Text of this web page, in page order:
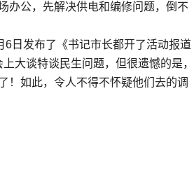
办公，先解决供电和编修问题，倒不
日发布了《书记市长都开了活动报道
大谈特谈民生问题，但很遗憾的是，
！如此，令人不得不怀疑他们去的调